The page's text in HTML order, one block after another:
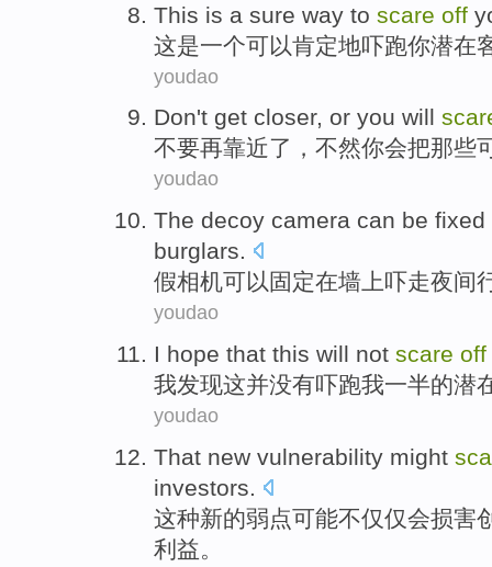
This is a sure way to scare off
这是一个可以肯定地吓跑你潜在
youdao
Don't get closer, or you will
不要再靠近了， 不然你会把那些
youdao
The decoy camera can be fixed
burglars.
假相机可以 固定在墙上吓走夜间
youdao
I hope that this will not scare off
我发现这并没有吓跑我一半的潜
youdao
That new vulnerability might
investors.
这种新的弱点可能不仅仅会损害
利益。